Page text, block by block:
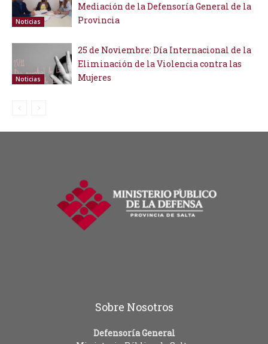
Noticias
Mediación de la Defensoría General de la
Provincia
Noticias
25 de Noviembre: Día Internacional de la
Eliminación de la Violencia contra las
Mujeres
Sobre Nosotros
Defensoría General